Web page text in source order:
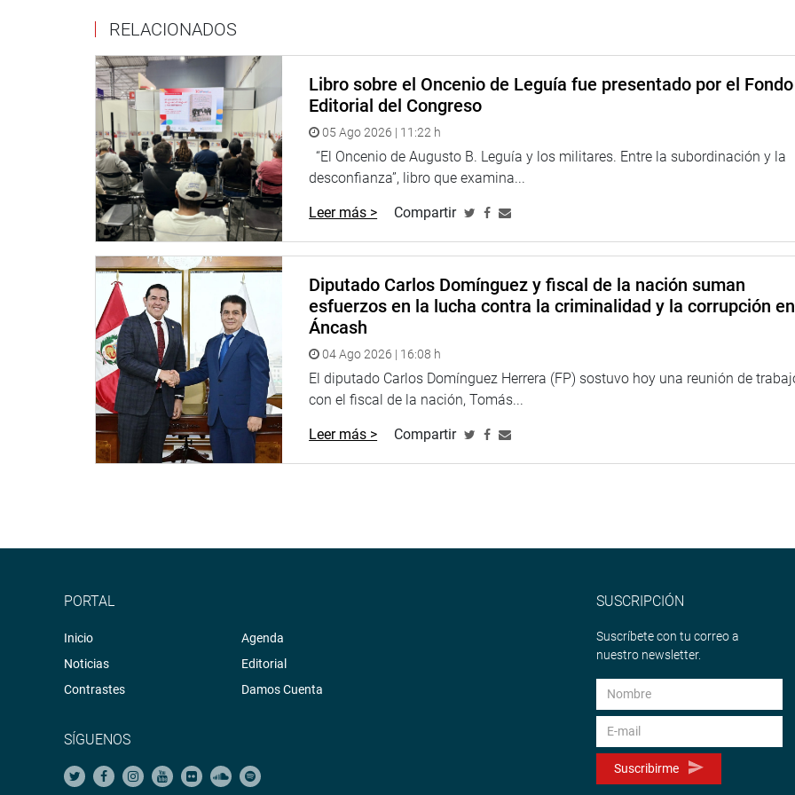
las autoridades y la población local, y no respondan a agendas ideológicas ni intereses externos a la región.
DESPACHO DEL CONGRESISTA JORGE MORANTE
RELACIONADOS
Libro sobre el Oncenio de Leguía fue presentado por el Fondo
Editorial del Congreso
05 Ago 2026 | 11:22 h
“El Oncenio de Augusto B. Leguía y los militares. Entre la subordinación y la
desconfianza”, libro que examina...
Leer más > Compartir
Diputado Carlos Domínguez y fiscal de la nación suman
esfuerzos en la lucha contra la criminalidad y la corrupción en
Áncash
04 Ago 2026 | 16:08 h
El diputado Carlos Domínguez Herrera (FP) sostuvo hoy una reunión de
con el fiscal de la nación, Tomás...
Leer más > Compartir
PORTAL
Inicio
Noticias
Contrastes
Agenda
Editorial
Damos Cuenta
SÍGUENOS
SUSCRIPCIÓN
Suscríbete con tu correo a
nuestro newsletter.
Suscribirme